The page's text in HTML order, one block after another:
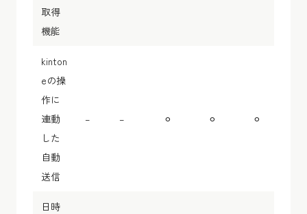
取得
機能
kinton
eの操
作に
連動
した
自動
送信
– – ⚪︎ ⚪︎ ⚪︎
日時